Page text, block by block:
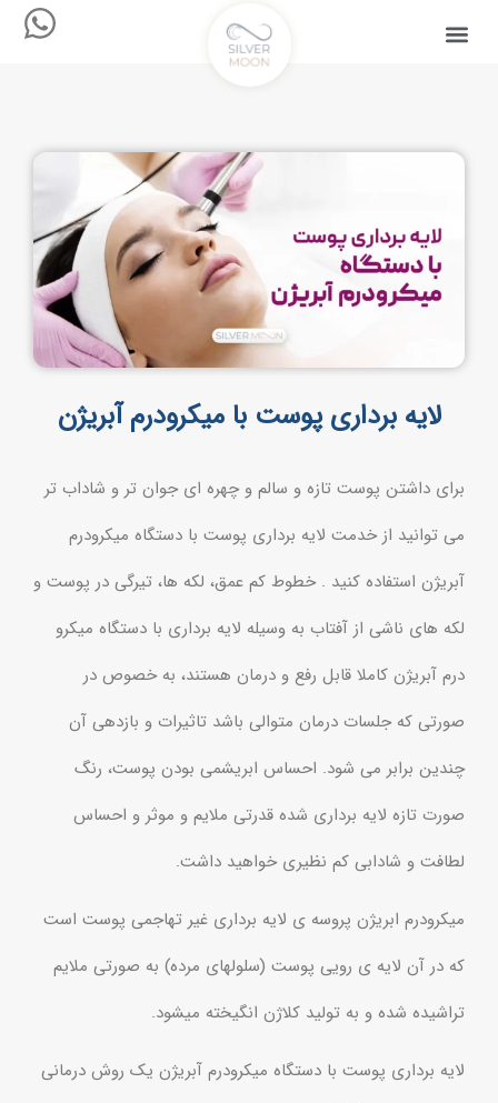
لایه برداری پوست با میکرودرم آبریژن
برای داشتن پوست تازه و سالم و چهره ای جوان تر و شاداب تر
می توانید از خدمت لایه برداری پوست با دستگاه میکرودرم
آبریژن استفاده کنید . خطوط کم عمق، لکه ها، تیرگی در پوست و
لکه های ناشی از آفتاب به وسیله لایه برداری با دستگاه میکرو
درم آبریژن کاملا قابل رفع و درمان هستند، به خصوص در
صورتی که جلسات درمان متوالی باشد تاثیرات و بازدهی آن
چندین برابر می شود. احساس ابریشمی بودن پوست، رنگ
صورت تازه لایه برداری شده قدرتی ملایم و موثر و احساس
لطافت و شادابی کم نظیری خواهید داشت.
میکرودرم ابریژن پروسه ی لایه برداری غیر تهاجمی پوست است
که در آن لایه ی رویی پوست (سلولهای مرده) به صورتی ملایم
تراشیده شده و به تولید کلاژن انگیخته میشود.
لایه برداری پوست با دستگاه میکرودرم آبریژن یک روش درمانی